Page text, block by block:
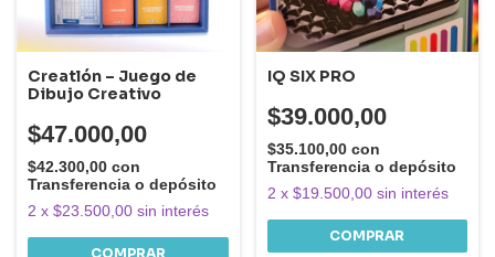
Creatlón – Juego de
Dibujo Creativo
$47.000,00
$42.300,00 con
Transferencia o depósito
2 x $23.500,00 sin interés
IQ SIX PRO
$39.000,00
$35.100,00 con
Transferencia o depósito
2 x $19.500,00 sin interés